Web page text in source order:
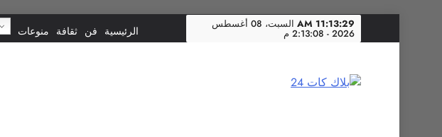
to
11:13:30 AM السبت، 08 أغسطس
2026 - 2:13:08 م الرئيسية فن ثقافة منوعات